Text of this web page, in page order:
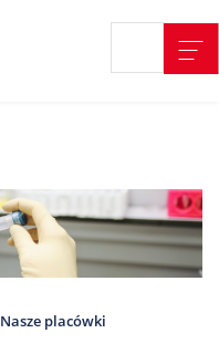
Nasze placówki